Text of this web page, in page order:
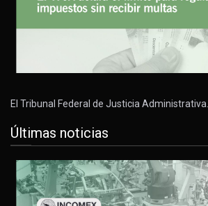
El Tribunal Federal de Justicia Administrativa…
Últimas noticias